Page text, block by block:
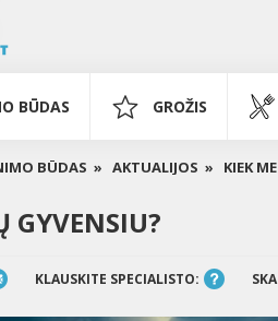
BŪDAS GROŽIS
BŪDAS » AKTUALIJOS » KIEK
GYVENSIU?
KLAUSKITE SPECIALISTO: